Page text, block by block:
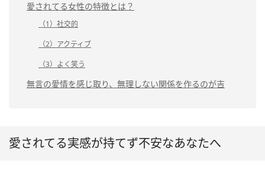
愛されてる女性の特徴とは？
（1）社交的
（2）アクティブ
（3）よく笑う
無言の愛情を感じ取り、無理しない関係を作るのが吉
愛されてる実感が持てず不安なあなたへ